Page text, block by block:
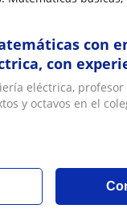
con
con
y adultos
eléctrica,
y octavos en el